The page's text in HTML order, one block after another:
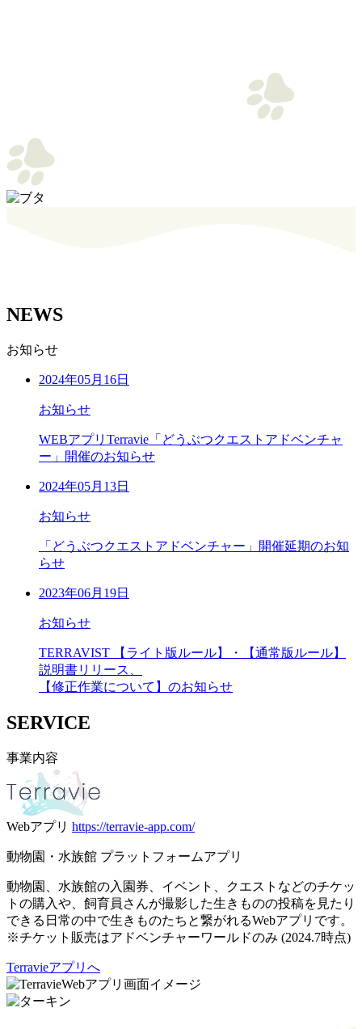
NEWS
お知らせ
2024年05月16日
お知らせ
WEBアプリTerravie「どうぶつクエストアドベンチャ
ー」開催のお知らせ
2024年05月13日
お知らせ
「どうぶつクエストアドベンチャー」開催延期のお知
らせ
2023年06月19日
お知らせ
TERRAVIST 【ライト版ルール】・【通常版ルール】
説明書リリース、
【修正作業について】のお知らせ
SERVICE
事業内容
Webアプリ https://terravie-app.com/
動物園・水族館 プラットフォームアプリ
動物園、水族館の入園券、イベント、クエストなどのチケッ
トの購入や、飼育員さんが撮影した生きものの投稿を見たり
できる日常の中で生きものたちと繋がれるWebアプリです。
※チケット販売はアドベンチャーワールドのみ (2024.7時点)
Terravieアプリへ